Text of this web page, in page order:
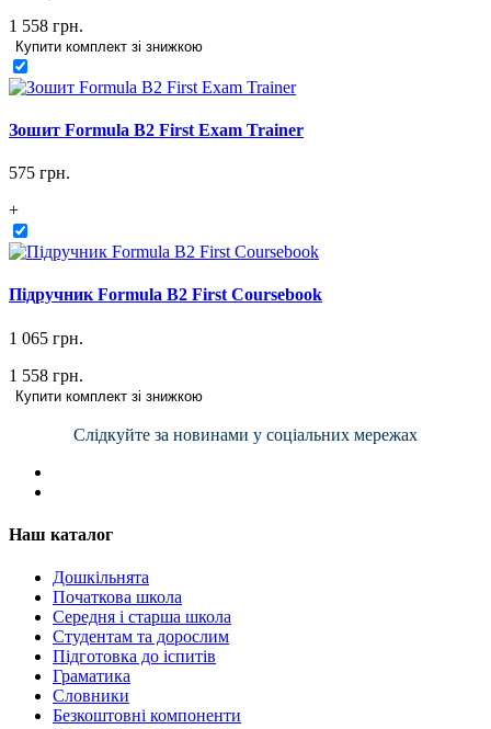
1 558 грн.
Купити комплект зі знижкою
Зошит Formula B2 First Exam Trainer
575 грн.
+
Підручник Formula B2 First Coursebook
1 065 грн.
1 558 грн.
Купити комплект зі знижкою
Слідкуйте за новинами у соціальних мережах
Наш каталог
Дошкільнята
Початкова школа
Середня і старша школа
Студентам та дорослим
Підготовка до іспитів
Граматика
Словники
Безкоштовні компоненти